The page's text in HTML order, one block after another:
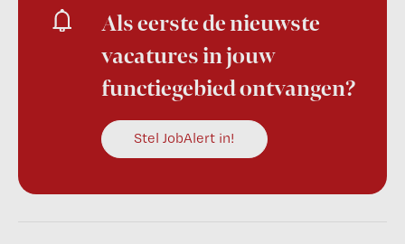
Als eerste de nieuwste
vacatures in jouw
functiegebied ontvangen?
Stel JobAlert in!